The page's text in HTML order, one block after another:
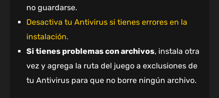
no guardarse.
Desactiva tu Antivirus si tienes errores en la
instalación.
Si tienes problemas con archivos, instala otra
vez y agrega la ruta del juego a exclusiones de
tu Antivirus para que no borre ningún archivo.